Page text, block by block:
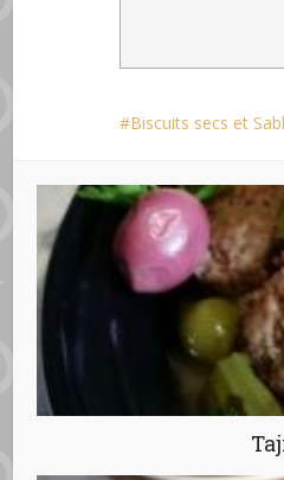
Biscuits secs et